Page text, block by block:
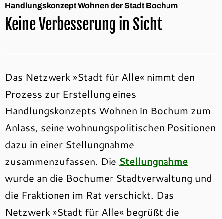
Handlungskonzept Wohnen der Stadt Bochum
Keine Verbesserung in Sicht
Das Netzwerk »Stadt für Alle« nimmt den
Prozess zur Erstellung eines
Handlungskonzepts Wohnen in Bochum zum
Anlass, seine wohnungspolitischen Positionen
dazu in einer Stellungnahme
zusammenzufassen. Die Stellungnahme
wurde an die Bochumer Stadtverwaltung und
die Fraktionen im Rat verschickt. Das
Netzwerk »Stadt für Alle« begrüßt die